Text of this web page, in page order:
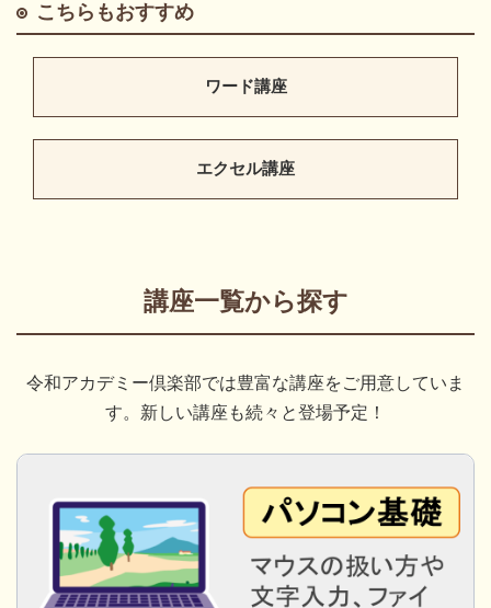
こちらもおすすめ
ワード講座
エクセル講座
講座一覧から探す
令和アカデミー倶楽部では豊富な講座をご用意していま
す。新しい講座も続々と登場予定！